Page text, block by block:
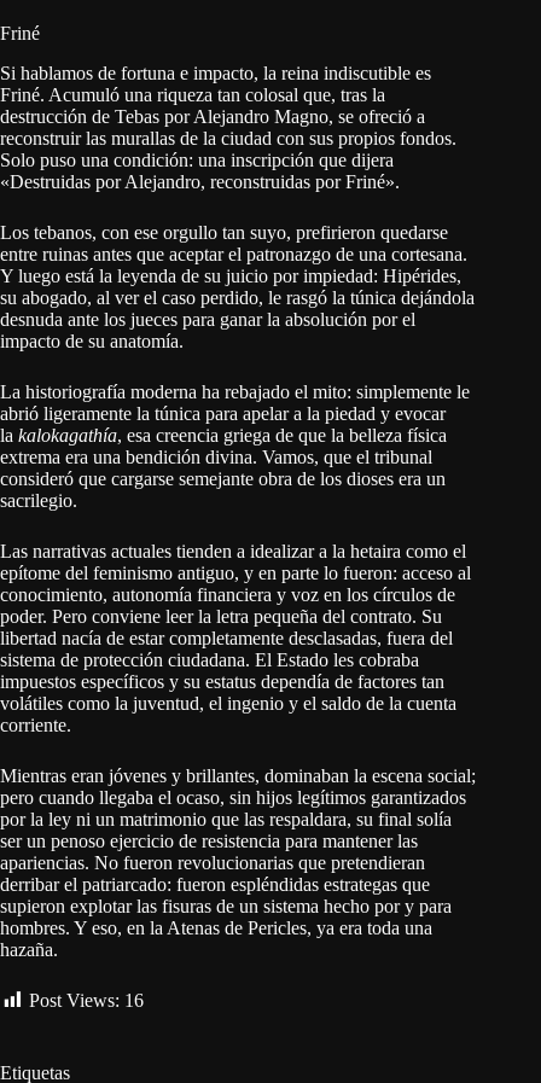
Friné
Si hablamos de fortuna e impacto, la reina indiscutible es
Friné. Acumuló una riqueza tan colosal que, tras la
destrucción de Tebas por Alejandro Magno, se ofreció a
reconstruir las murallas de la ciudad con sus propios fondos.
Solo puso una condición: una inscripción que dijera
«Destruidas por Alejandro, reconstruidas por Friné».
Los tebanos, con ese orgullo tan suyo, prefirieron quedarse
entre ruinas antes que aceptar el patronazgo de una cortesana.
Y luego está la leyenda de su juicio por impiedad: Hipérides,
su abogado, al ver el caso perdido, le rasgó la túnica dejándola
desnuda ante los jueces para ganar la absolución por el
impacto de su anatomía.
La historiografía moderna ha rebajado el mito: simplemente le
abrió ligeramente la túnica para apelar a la piedad y evocar
la kalokagathía, esa creencia griega de que la belleza física
extrema era una bendición divina. Vamos, que el tribunal
consideró que cargarse semejante obra de los dioses era un
sacrilegio.
Las narrativas actuales tienden a idealizar a la hetaira como el
epítome del feminismo antiguo, y en parte lo fueron: acceso al
conocimiento, autonomía financiera y voz en los círculos de
poder. Pero conviene leer la letra pequeña del contrato. Su
libertad nacía de estar completamente desclasadas, fuera del
sistema de protección ciudadana. El Estado les cobraba
impuestos específicos y su estatus dependía de factores tan
volátiles como la juventud, el ingenio y el saldo de la cuenta
corriente.
Mientras eran jóvenes y brillantes, dominaban la escena social;
pero cuando llegaba el ocaso, sin hijos legítimos garantizados
por la ley ni un matrimonio que las respaldara, su final solía
ser un penoso ejercicio de resistencia para mantener las
apariencias. No fueron revolucionarias que pretendieran
derribar el patriarcado: fueron espléndidas estrategas que
supieron explotar las fisuras de un sistema hecho por y para
hombres. Y eso, en la Atenas de Pericles, ya era toda una
hazaña.
Post Views: 16
Etiquetas